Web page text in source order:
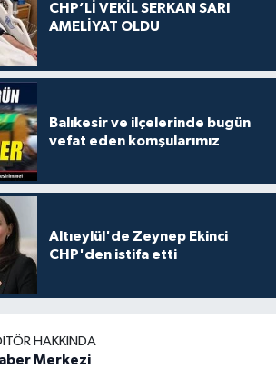
CHP’Lİ VEKİL SERKAN SARI
AMELİYAT OLDU
Balıkesir ve ilçelerinde bugün
vefat eden komşularımız
Altıeylül'de Zeynep Ekinci
CHP'den istifa etti
HAKKINDA
Merkezi